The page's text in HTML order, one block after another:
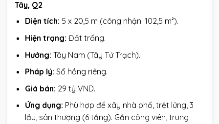
Tây, Q2
Diện tích: 5 x 20,5 m (công nhận: 102,5 m²).
Hiện trạng: Đất trống.
Hướng: Tây Nam (Tây Tứ Trạch).
Pháp lý: Sổ hồng riêng.
Giá bán: 29 tỷ VND.
Ứng dụng: Phù hợp để xây nhà phố, trệt lửng, 3
lầu, sân thượng (6 tầng). Gần công viên, trung